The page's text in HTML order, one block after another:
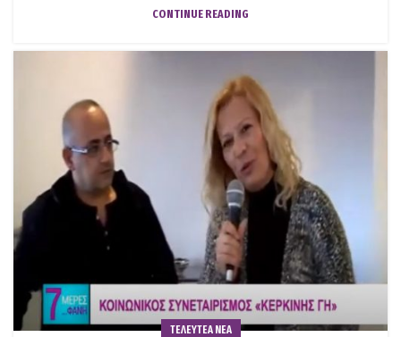
CONTINUE READING
ΤΕΛΕΥΤΕΑ ΝΕΑ